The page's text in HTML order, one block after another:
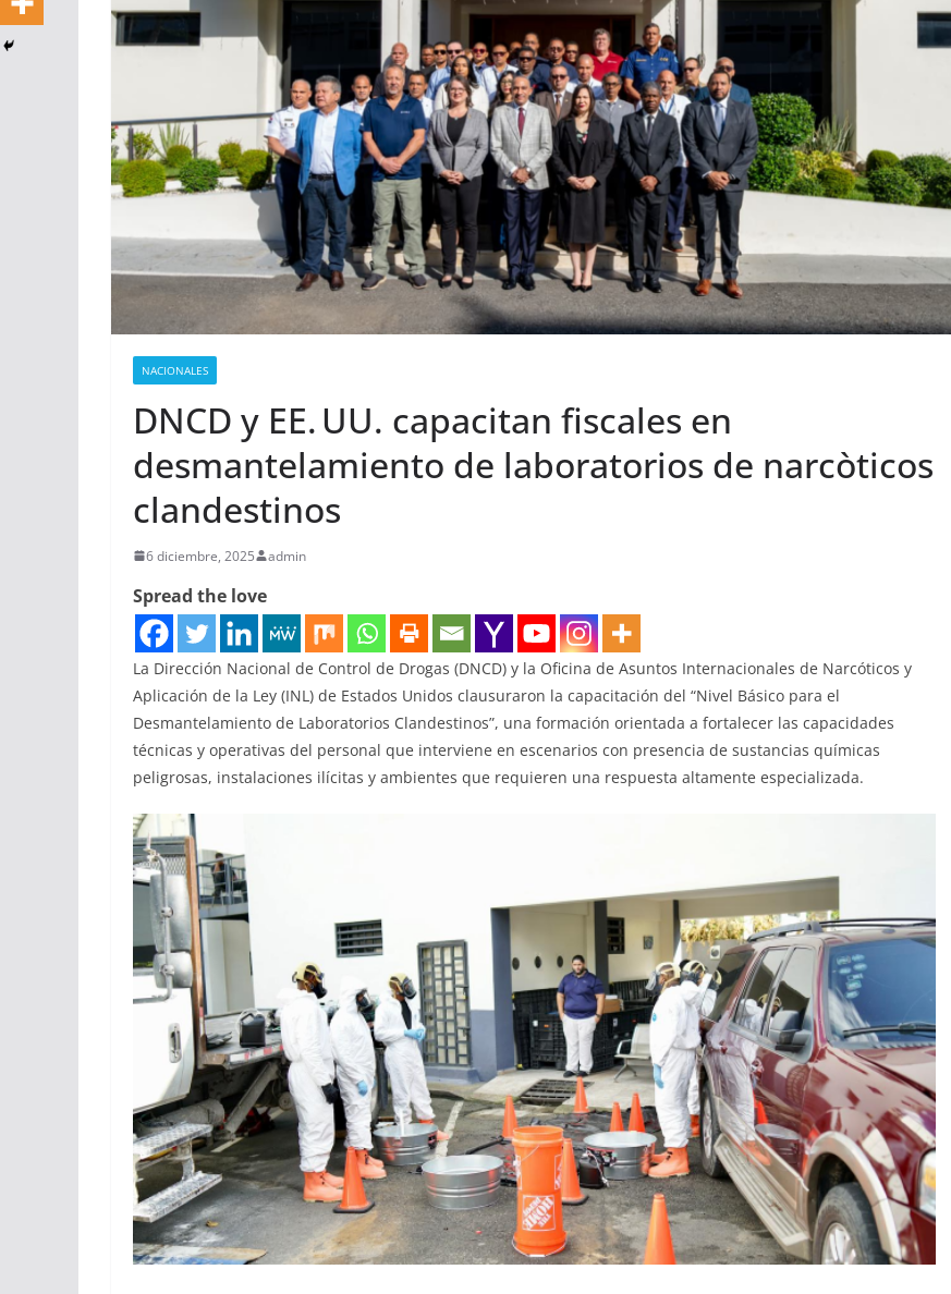
NACIONALES
DNCD y EE. UU. capacitan fiscales en
desmantelamiento de laboratorios de narcòticos
clandestinos
6 diciembre, 2025 admin
Spread the love
La Dirección Nacional de Control de Drogas (DNCD) y la Oficina de Asuntos Internacionales de Narcóticos y
Aplicación de la Ley (INL) de Estados Unidos clausuraron la capacitación del “Nivel Básico para el
Desmantelamiento de Laboratorios Clandestinos”, una formación orientada a fortalecer las capacidades
técnicas y operativas del personal que interviene en escenarios con presencia de sustancias químicas
peligrosas, instalaciones ilícitas y ambientes que requieren una respuesta altamente especializada.